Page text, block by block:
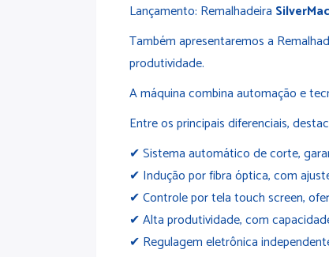
Lançamento: Remalhadeira
Também apresentaremos a
produtividade.
A máquina combina automação e
Entre os principais diferenciais,
✔ Sistema automático de corte,
✔ Indução por fibra óptica, com
✔ Controle por tela touch screen,
✔ Alta produtividade, com
✔ Regulagem eletrônica